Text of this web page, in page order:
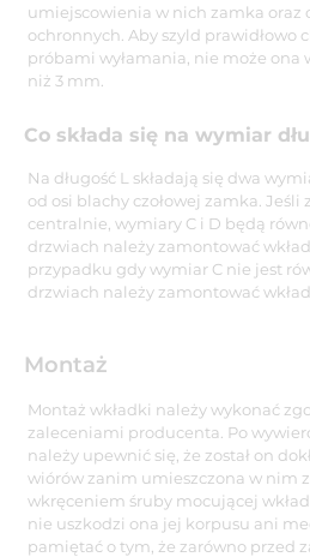
umiejscowienia w nich zamka oraz
ochronnych. Aby szyld prawidłowo
próbami wyłamania, nie może ona
niż 3 mm.
Co składa się na wymiar
Na długość L składają się dwa
od osi blachy czołowej zamka.
centralnie, wymiary C i D będą
drzwiach należy zamontować
przypadku gdy wymiar C nie jest
drzwiach należy zamontować
Montaż
Montaż wkładki należy wykonać
zaleceniami producenta. Po
należy upewnić się, że został on
wiórów zanim umieszczona w nim
wkręceniem śruby mocującej
nie uszkodzi ona jej korpusu ani
pamiętać o tym, że zarówno przed